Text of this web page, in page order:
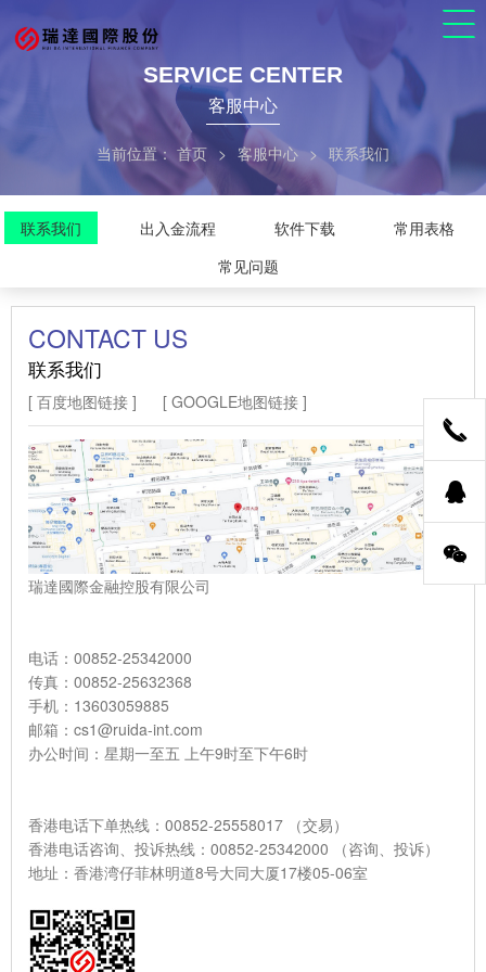
SERVICE CENTER
客服中心
当前位置： 首页 > 客服中心 > 联系我们
联系我们 出入金流程 软件下载
常用表格
常见问题
CONTACT US
联系我们
[ 百度地图链接 ] [ GOOGLE地图链接 ]
瑞達國際金融控股有限公司
电话：00852-25342000
传真：00852-25632368
手机：13603059885
邮箱：cs1@ruida-int.com
办公时间：星期一至五 上午9时至下午6时
香港电话下单热线：00852-25558017 （交易）
香港电话咨询、投诉热线：00852-25342000 （咨询、投诉）
地址：香港湾仔菲林明道8号大同大厦17楼05-06室